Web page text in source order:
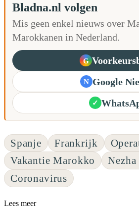
Bladna.nl volgen
Mis geen enkel nieuws over
Marokkanen in Nederland.
G
N Google
✓
Spanje Frankrijk
Vakantie Marokko
Coronavirus
Lees meer